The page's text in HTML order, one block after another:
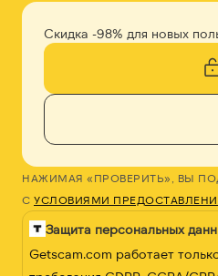
Скидка -98% для новых
НАЖИМАЯ «ПРОВЕРИТЬ», ВЫ
С УСЛОВИЯМИ
Защита персональных
Getscam.com работает